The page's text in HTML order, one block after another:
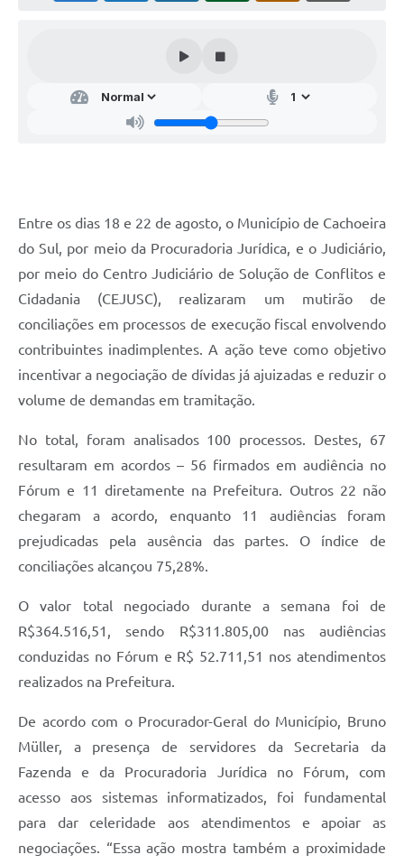
Gabinetes e Secretarias
Serviços Online
Telefones Úteis
Notícias
Contato
Entre os dias 18 e 22 de agosto, o Município de Cachoeira
do Sul, por meio da Procuradoria Jurídica, e o Judiciário,
por meio do Centro Judiciário de Solução de Conflitos e
Cidadania (CEJUSC), realizaram um mutirão de
conciliações em processos de execução fiscal envolvendo
contribuintes inadimplentes. A ação teve como objetivo
incentivar a negociação de dívidas já ajuizadas e reduzir o
volume de demandas em tramitação.
No total, foram analisados 100 processos. Destes, 67
resultaram em acordos – 56 firmados em audiência no
Fórum e 11 diretamente na Prefeitura. Outros 22 não
chegaram a acordo, enquanto 11 audiências foram
prejudicadas pela ausência das partes. O índice de
conciliações alcançou 75,28%.
O valor total negociado durante a semana foi de
R$364.516,51, sendo R$311.805,00 nas audiências
conduzidas no Fórum e R$ 52.711,51 nos atendimentos
realizados na Prefeitura.
De acordo com o Procurador-Geral do Município, Bruno
Müller, a presença de servidores da Secretaria da
Fazenda e da Procuradoria Jurídica no Fórum, com
acesso aos sistemas informatizados, foi fundamental
para dar celeridade aos atendimentos e apoiar as
negociações. “Essa ação mostra também a proximidade